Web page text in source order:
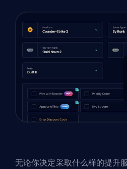
无论你决定采取什么样的提升